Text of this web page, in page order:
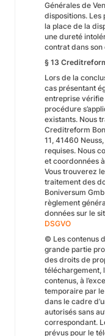
Générales de
dispositions. Les
la place de la
une dureté
contrat dans
§ 13
Lors de la
cas présentant
entreprise
procédure
existants. Nous
Creditreform
11, 41460
requises. Nous
et coordonnées
Vous trouverez
traitement des
Boniversum
règlement
données sur le
DSGVO
© Les contenus
grande partie
des droits de
téléchargement,
contenus, à
temporaire par
dans le cadre
autorisés sans
correspondant.
prévus pour le